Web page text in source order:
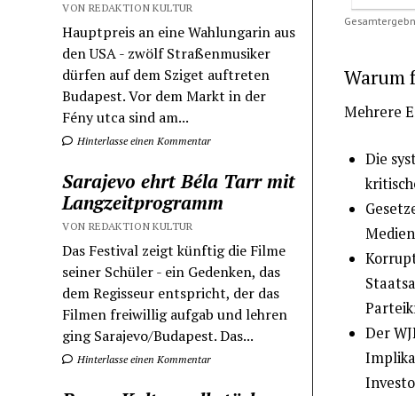
VON REDAKTION KULTUR
Hauptpreis an eine Wahlungarin aus
den USA - zwölf Straßenmusiker
dürfen auf dem Sziget auftreten
Budapest. Vor dem Markt in der
Fény utca sind am...
Hinterlasse einen Kommentar
Sarajevo ehrt Béla Tarr mit
Langzeitprogramm
VON REDAKTION KULTUR
Das Festival zeigt künftig die Filme
seiner Schüler - ein Gedenken, das
dem Regisseur entspricht, der das
Filmen freiwillig aufgab und lehren
ging Sarajevo/Budapest. Das...
Hinterlasse einen Kommentar
Warum
Mehrere
Die
Der